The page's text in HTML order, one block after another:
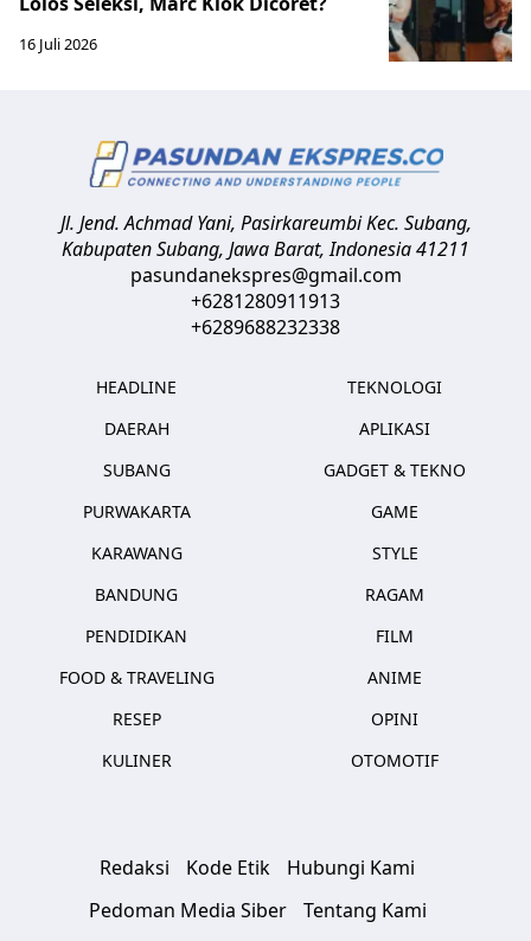
16 Juli 2026
Jl. Jend. Achmad Yani, Pasirkareumbi Kec. Subang,
Kabupaten Subang, Jawa Barat,Indonesia41211
pasundanekspres@gmail.com
+6281280911913
+6289688232338
HEADLINE
DAERAH
SUBANG
PURWAKARTA
KARAWANG
BANDUNG
PENDIDIKAN
FOOD & TRAVELING
RESEP
KULINER
TEKNOLOGI
APLIKASI
GADGET & TEKNO
GAME
STYLE
RAGAM
FILM
ANIME
OPINI
OTOMOTIF
Redaksi Kode Etik
Hubungi Kami
Pedoman Media Siber
Tentang Kami